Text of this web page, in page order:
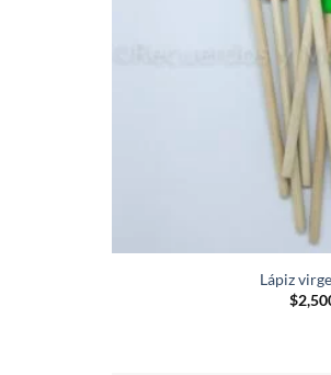
Lápiz
$